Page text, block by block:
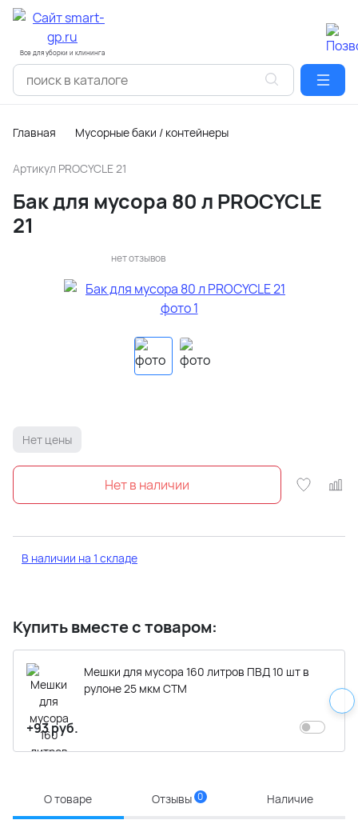
Все для уборки и клининга
Главная Мусорные баки / контейнеры
Артикул PROCYCLE 21
Бак для мусора 80 л PROCYCLE
21
нет отзывов
Нет цены
В наличии на 1 складе
Купить вместе с товаром:
Мешки для мусора 160 литров ПВД 10 шт в
рулоне 25 мкм СТМ
+93 руб.
О товаре Отзывы 0 Наличие